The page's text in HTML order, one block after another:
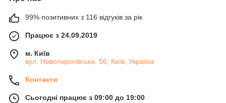
99% позитивних з 116 відгуків за рік
Працює з 24.09.2019
м. Київ
вул. Новопирогівська, 56, Київ, Україна
Контакти
Сьогодні працює з 09:00 до 19:00